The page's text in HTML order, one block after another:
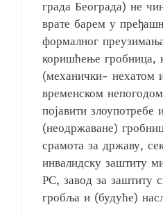
града Београда) не
врате барем у
формалног
коришћење гробница,
(механички- нехатом
временском
појавити злоупотребе
(неодржаване)
срамота за државу,
инвалидску заштиту
РС, завод за заштиту
гробља и (будуће)